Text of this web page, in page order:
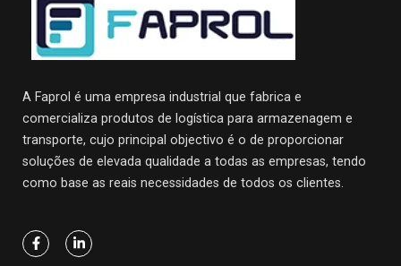
A Faprol é uma empresa industrial que fabrica e
comercializa produtos de logística para armazenagem e
transporte, cujo principal objectivo é o de proporcionar
soluções de elevada qualidade a todas as empresas, tendo
como base as reais necessidades de todos os clientes.